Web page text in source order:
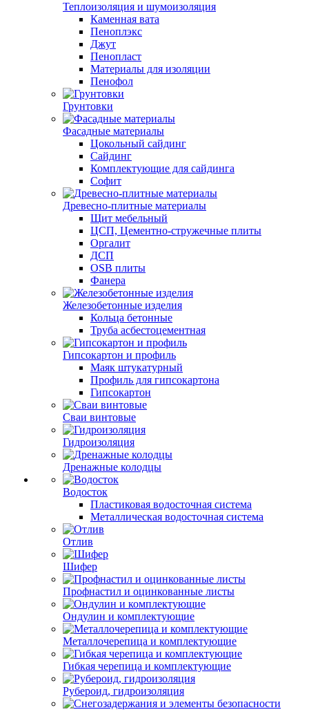
Теплоизоляция и шумоизоляция
Каменная вата
Пеноплэкс
Джут
Пенопласт
Материалы для изоляции
Пенофол
Грунтовки
Фасадные материалы
Цокольный сайдинг
Сайдинг
Комплектующие для сайдинга
Софит
Древесно-плитные материалы
Щит мебельный
ЦСП, Цементно-стружечные плиты
Оргалит
ДСП
OSB плиты
Фанера
Железобетонные изделия
Кольца бетонные
Труба асбестоцементная
Гипсокартон и профиль
Маяк штукатурный
Профиль для гипсокартона
Гипсокартон
Сваи винтовые
Гидроизоляция
Дренажные колодцы
Водосток
Пластиковая водосточная система
Металлическая водосточная система
Отлив
Шифер
Профнастил и оцинкованные листы
Ондулин и комплектующие
Металлочерепица и комплектующие
Гибкая черепица и комплектующие
Рубероид, гидроизоляция